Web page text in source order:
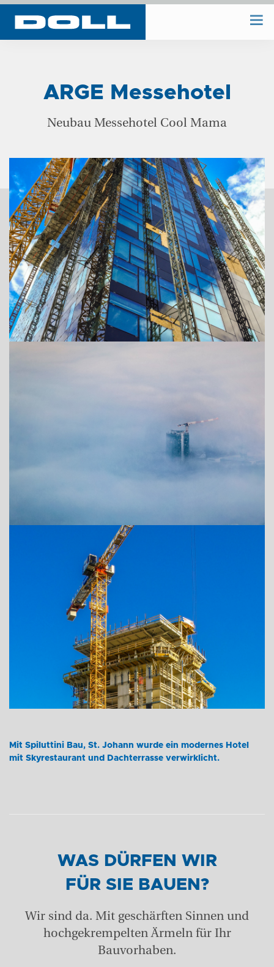
WIR PLANEN
UNTERNEHMEN
REFERENZEN
KONTAKT
ADRESSE
+43 (0) 6212 63 11-0
ARGE Messehotel
Neubau Messehotel Cool Mama
Mit Spiluttini Bau, St. Johann wurde ein modernes Hotel
mit Skyrestaurant und Dachterrasse verwirklicht.
WAS DÜRFEN WIR
FÜR SIE BAUEN?
Wir sind da. Mit geschärften Sinnen und
hochgekrempelten Ärmeln für Ihr
Bauvorhaben.